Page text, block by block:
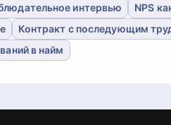
интервью
NPS
Контракт с последующим
в найм